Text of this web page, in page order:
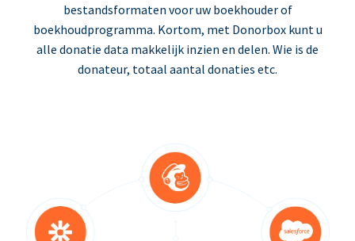
bestandsformaten voor uw boekhouder of
boekhoudprogramma. Kortom, met Donorbox kunt u
alle donatie data makkelijk inzien en delen. Wie is de
donateur, totaal aantal donaties etc.